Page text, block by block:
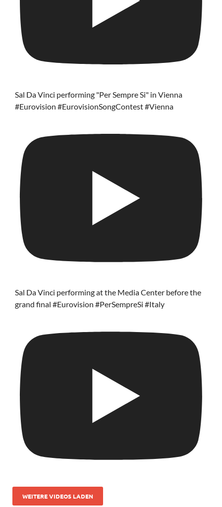
Sal Da Vinci performing "Per Sempre Si" in Vienna
#Eurovision #EurovisionSongContest #Vienna
Sal Da Vinci performing at the Media Center before the
grand final #Eurovision #PerSempreSi #Italy
WEITERE VIDEOS LADEN